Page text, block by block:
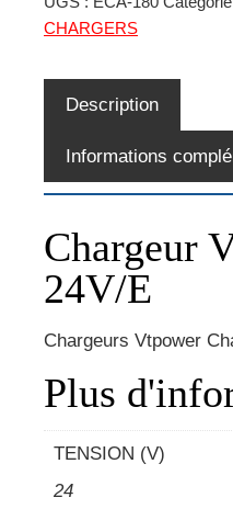
CHARGERS
Description
Informations
Chargeur
24V/E
Chargeurs Vtpower
Plus
TENSION (V)
24